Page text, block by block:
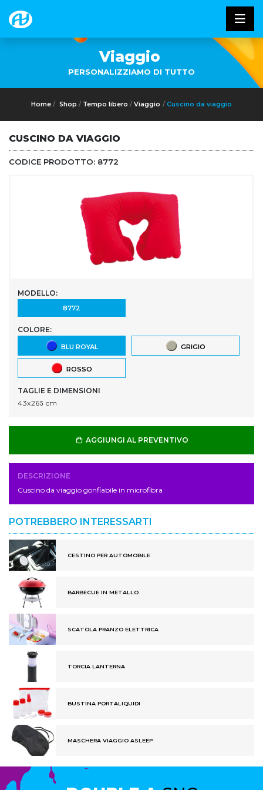
Viaggio
PERSONALIZZIAMO DI TUTTO
Home Shop Tempo libero Viaggio Cuscino da viaggio
CUSCINO DA VIAGGIO
CODICE PRODOTTO: 8772
MODELLO:
8772
COLORE:
BLU ROYAL GRIGIO
ROSSO
TAGLIE E DIMENSIONI
43x26ƽ cm
AGGIUNGI AL PREVENTIVO
DESCRIZIONE
Cuscino da viaggio gonfiabile in microfibra
POTREBBERO INTERESSARTI
CESTINO PER AUTOMOBILE
BARBECUE IN METALLO
SCATOLA PRANZO ELETTRICA
TORCIA LANTERNA
BUSTINA PORTALIQUIDI
MASCHERA VIAGGIO ASLEEP